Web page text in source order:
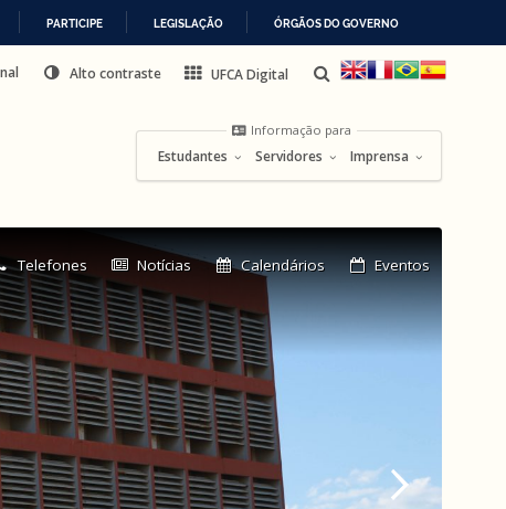
PARTICIPE LEGISLAÇÃO ÓRGÃOS DO GOVERNO
Alto contraste UFCA Digital
Informação para
Estudantes Servidores Imprensa
Link
externo:
Telefones Notícias Calendários Eventos